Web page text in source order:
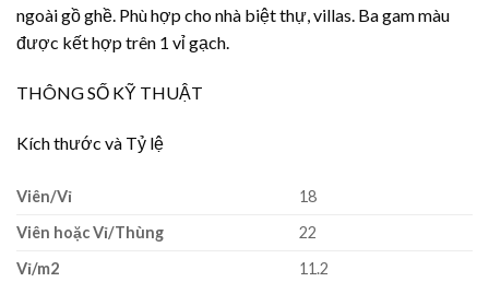
ngoài gồ ghề. Phù hợp cho nhà biệt thự, villas. Ba gam màu
được kết hợp trên 1 vỉ gạch.
THÔNG SỐ KỸ THUẬT
Kích thước và Tỷ lệ
Viên/Vỉ
18
Viên hoặc Vỉ/Thùng
22
Vỉ/m2
11.2